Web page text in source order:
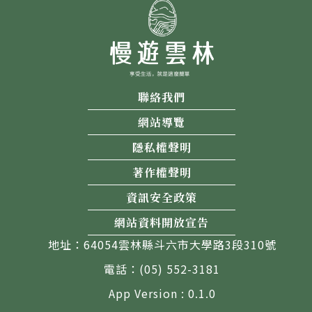
聯絡我們
網站導覽
隱私權聲明
著作權聲明
資訊安全政策
網站資料開放宣告
地址：64054雲林縣斗六市大學路3段310號
電話：(05) 552-3181
App Version : 0.1.0